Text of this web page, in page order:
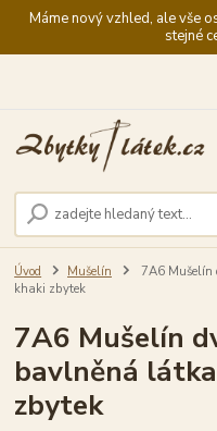
Máme nový vzhled, ale vše
stejné
Úvod Mušelín
7A6
khaki zbytek
7A6 Mušelín
bavlněná
zbytek